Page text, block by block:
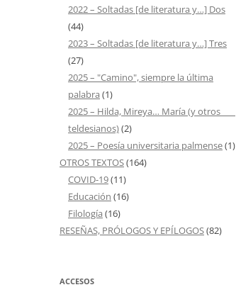
2022 – Soltadas [de literatura y…] Dos
(44)
2023 – Soltadas [de literatura y…] Tres
(27)
2025 – "Camino", siempre la última
palabra (1)
2025 – Hilda, Mireya… María (y otros ___
teldesianos)(2)
2025 – Poesía universitaria palmense(1)
OTROS TEXTOS(164)
COVID-19(11)
Educación (16)
Filología (16)
RESEÑAS, PRÓLOGOS Y EPÍLOGOS(82)
ACCESOS